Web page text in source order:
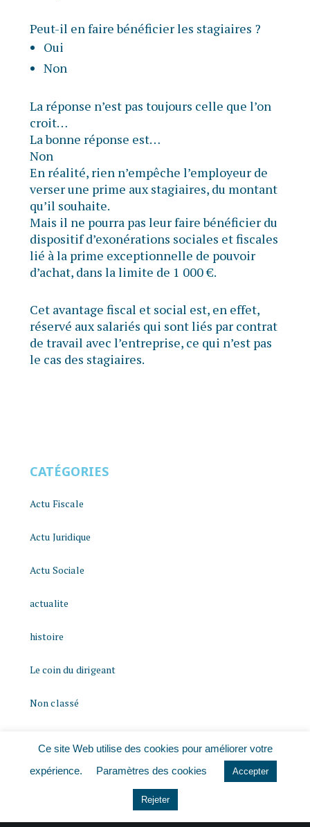
Peut-il en faire bénéficier les stagiaires ?
Oui
Non
La réponse n’est pas toujours celle que l’on
croit…
La bonne réponse est…
Non
En réalité, rien n’empêche l’employeur de
verser une prime aux stagiaires, du montant
qu’il souhaite.
Mais il ne pourra pas leur faire bénéficier du
dispositif d’exonérations sociales et fiscales
lié à la prime exceptionnelle de pouvoir
d’achat, dans la limite de 1 000 €.
Cet avantage fiscal et social est, en effet,
réservé aux salariés qui sont liés par contrat
de travail avec l’entreprise, ce qui n’est pas
le cas des stagiaires.
CATÉGORIES
Actu Fiscale
Actu Juridique
Actu Sociale
actualite
histoire
Le coin du dirigeant
Non classé
Ce site Web utilise des cookies pour améliorer votre
expérience.
Paramètres des cookies Accepter
Rejeter